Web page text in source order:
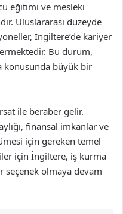
eğitimi ve mesleki
Uluslararası düzeyde
İngiltere’de kariyer
Bu durum,
konusunda büyük bir
ile beraber gelir.
finansal imkanlar ve
için gereken temel
için İngiltere, iş kurma
seçenek olmaya devam